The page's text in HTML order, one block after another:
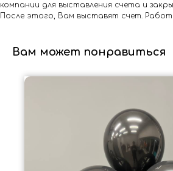
компании для выставления счета и
После этого, Вам выставят счет.
Вам может понравиться